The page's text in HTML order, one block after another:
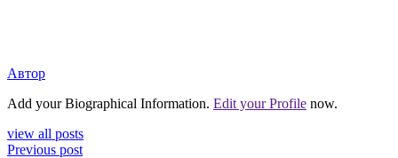
Автор
Add your Biographical Information. Edit your Profile now.
view all posts
Previous post